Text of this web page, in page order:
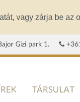
vagy zárja be az
Gizi park 1.
TÁRSULAT